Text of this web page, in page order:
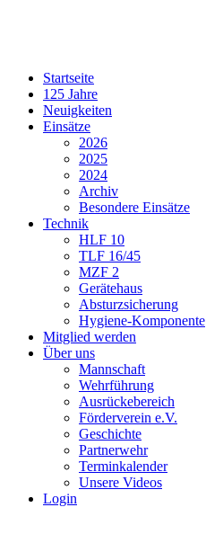
Startseite
125 Jahre
Neuigkeiten
Einsätze
2026
2025
2024
Archiv
Besondere Einsätze
Technik
HLF 10
TLF 16/45
MZF 2
Gerätehaus
Absturzsicherung
Hygiene-Komponente
Mitglied werden
Über uns
Mannschaft
Wehrführung
Ausrückebereich
Förderverein e.V.
Geschichte
Partnerwehr
Terminkalender
Unsere Videos
Login